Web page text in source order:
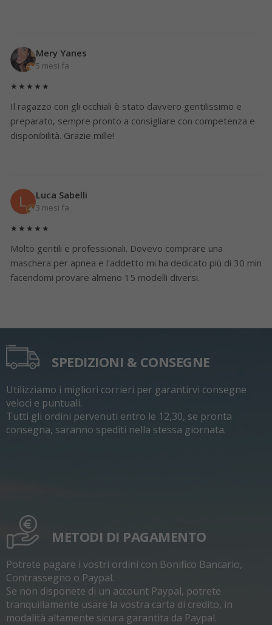
Mery Yanes
5 mesi fa
★★★★★
Il ragazzo con gli occhiali è stato davvero gentilissimo e
preparato, sempre pronto a consigliare con competenza e
disponibilità. Grazie mille!
Luca Sabelli
3 mesi fa
★★★★★
Molto gentili e professionali. Dovevo comprare una
maschera per apnea e l'addetto mi ha dedicato più di 30 min
facendomi provare almeno 15 modelli diversi.
SPEDIZIONI & CONSEGNE
Utilizziamo i migliori corrieri per garantirvi consegne
veloci e puntuali.
Tutti gli ordini pervenuti entro le 12,30, se pronta
consegna, saranno spediti nella stessa giornata.
METODI DI PAGAMENTO
Potrete pagare i vostri ordini con Bonifico Bancario,
Contrassegno o Paypal.
Se non disponete di un account Paypal, potrete
tranquillamente usare la vostra carta di credito, in
modalità altamente sicura garantita da Paypal.